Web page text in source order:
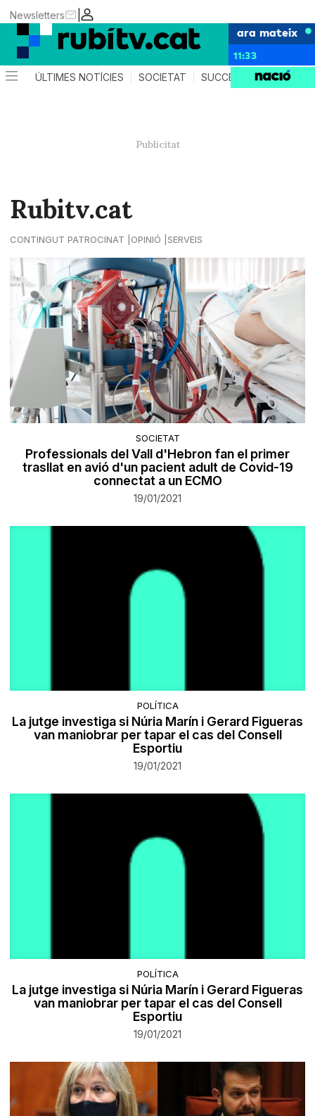
|
Newsletters
ara mateix
11:33
ÚLTIMES NOTÍCIES SOCIETAT SUCCESSOS
Rubitv.cat
CONTINGUT PATROCINAT OPINIÓ SERVEIS
SOCIETAT
Professionals del Vall d'Hebron fan el primer
trasllat en avió d'un pacient adult de Covid-19
connectat a un ECMO
19/01/2021
POLÍTICA
La jutge investiga si Núria Marín i Gerard Figueras
van maniobrar per tapar el cas del Consell
Esportiu
19/01/2021
POLÍTICA
La jutge investiga si Núria Marín i Gerard Figueras
van maniobrar per tapar el cas del Consell
Esportiu
19/01/2021